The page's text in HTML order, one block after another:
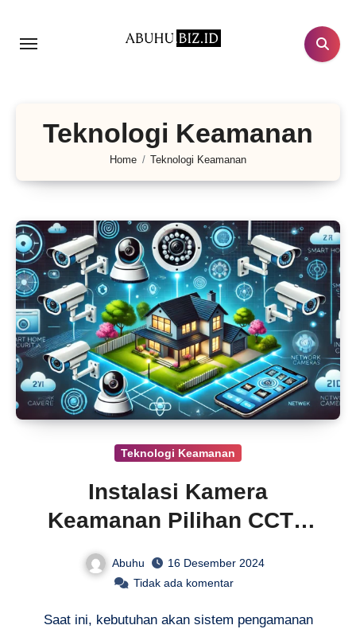
Teknologi Keamanan
Home Teknologi Keamanan
Teknologi Keamanan
Instalasi Kamera
Keamanan Pilihan CCTV
Abuhu
16 Desember 2024
Tidak ada komentar
Saat ini, kebutuhan akan sistem pengamanan